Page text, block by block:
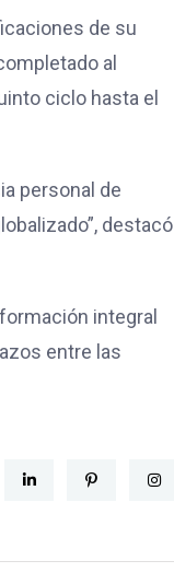
de su
al
ciclo hasta el
personal de
destacó
integral
entre las